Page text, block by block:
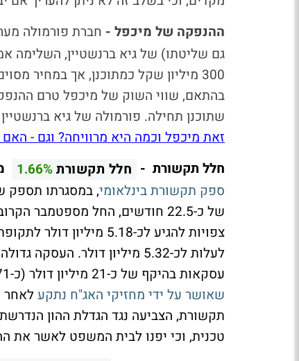
ההנפקה של מיכפל - חברת פורמולה
גם שליטתו) של גיא ברנשטיין, השלימה
שתוכנן תחילה. פורמולה של גיא
זאת מיכפל וכמה היא מרוויחה? וגם -
חלל תקשורת - חלל תקשורת1.66%
ספק תקשורת בינלאומי
של כ-22.5 חודשים, החל
צפויות להגיע לכ-5.18
לעלות לכ-5.32 מיליון דולר.
עסקאות בהיקף של כ-21 מיליון דולר (כ-71 מיליון שקל). בתחילת השבוע הודיעה החברה כי
שאושר על ידי מחזיקי האג"ח נתקע
תקשורת, הצביעה נגד הגדלת ההון
טכנית, וכי יפנו לבית המשפט לאשר את